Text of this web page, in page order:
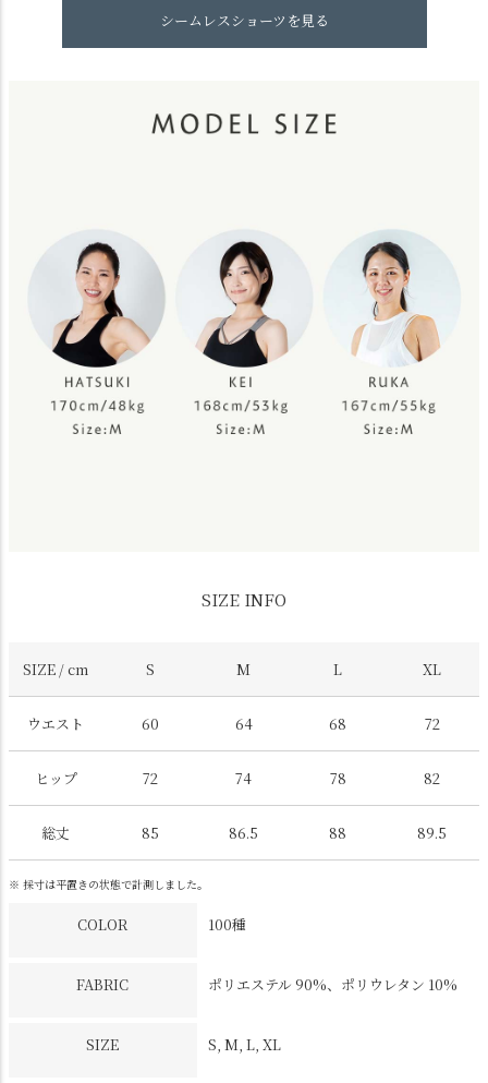
シームレスショーツを見る
SIZE INFO
SIZE / cm S M L XL
ウエスト 60 64 68 72
ヒップ 72 74 78 82
総丈 85 86.5 88 89.5
※ 採寸は平置きの状態で計測しました。
COLOR 100種
FABRIC ポリエステル 90%、ポリウレタン 10%
SIZE S, M, L, XL